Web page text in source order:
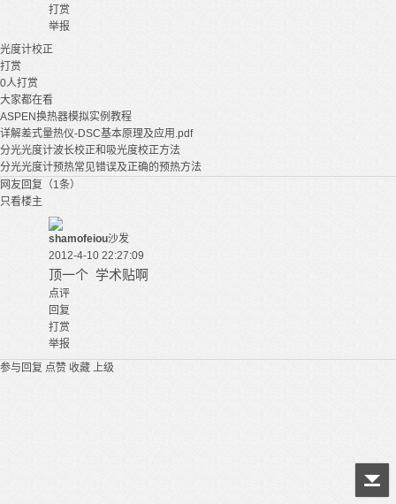
打赏
举报
光度计校正
打赏
0人打赏
大家都在看
ASPEN换热器模拟实例教程
详解差式量热仪-DSC基本原理及应用.pdf
分光光度计波长校正和吸光度校正方法
分光光度计预热常见错误及正确的预热方法
网友回复（1条）
只看楼主
shamofeiou沙发
2012-4-10 22:27:09
顶一个 学术贴啊
点评
回复
打赏
举报
参与回复 点赞 收藏 上级